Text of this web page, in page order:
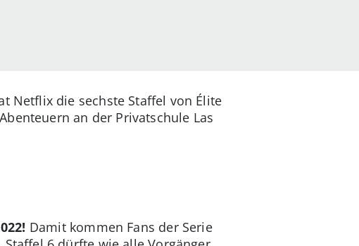
Netflix die sechste Staffel von Élite
an der Privatschule Las
Damit kommen Fans der Serie